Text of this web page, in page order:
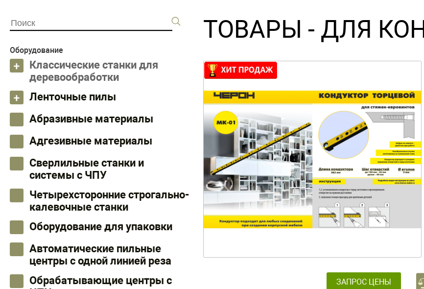
Оборудование
Классические станки для
деревообработки
Ленточные пилы
Абразивные материалы
Адгезивные материалы
Сверлильные станки и
системы с ЧПУ
Четырехсторонние строгально-
калевочные станки
Оборудование для упаковки
Автоматические пильные
центры с одной линией реза
Обрабатывающие центры с
ТОВАРЫ - ДЛЯ
ЗАПРОС ЦЕНЫ